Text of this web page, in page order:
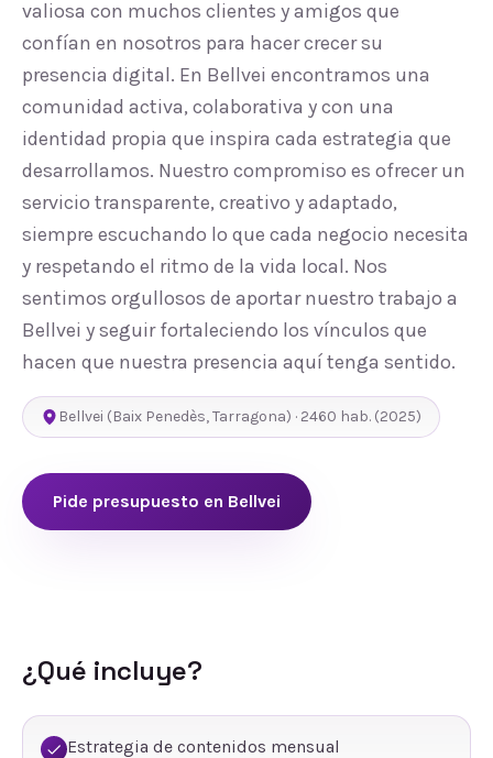
valiosa con muchos clientes y amigos que
confían en nosotros para hacer crecer su
presencia digital. En Bellvei encontramos una
comunidad activa, colaborativa y con una
identidad propia que inspira cada estrategia que
desarrollamos. Nuestro compromiso es ofrecer un
servicio transparente, creativo y adaptado,
siempre escuchando lo que cada negocio necesita
y respetando el ritmo de la vida local. Nos
sentimos orgullosos de aportar nuestro trabajo a
Bellvei y seguir fortaleciendo los vínculos que
hacen que nuestra presencia aquí tenga sentido.
Bellvei (Baix Penedès,Tarragona) · 2460 hab. (2025)
Pide presupuesto en Bellvei
¿Qué incluye?
Estrategia de contenidos mensual